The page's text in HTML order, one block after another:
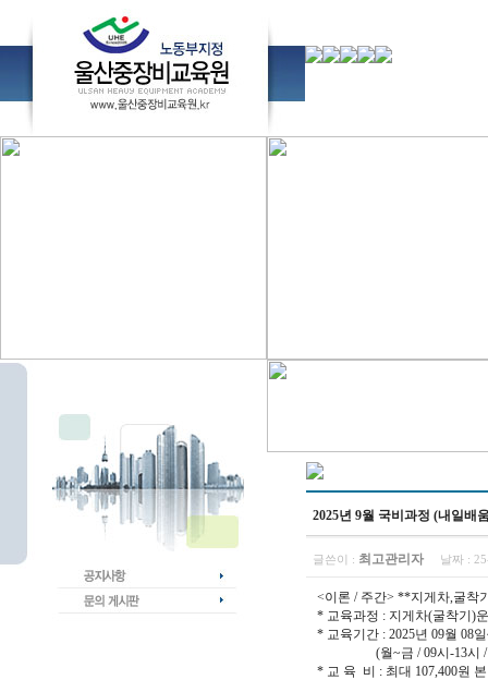
2025년 9월 국비과정 (내일배
글쓴이 : 최고관리자 날짜 :
<이론 / 주간> **지게차,굴착
* 교육과정 : 지게차(굴착기)
* 교육기간 : 2025년 09월 08
(월~금 / 09시-13시 / 총
* 교 육 비 : 최대 107,400원